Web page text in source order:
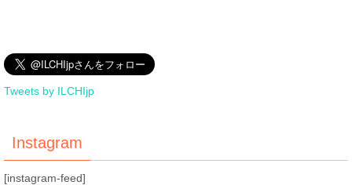
Tweets by ILCHIjp
Instagram
[instagram-feed]